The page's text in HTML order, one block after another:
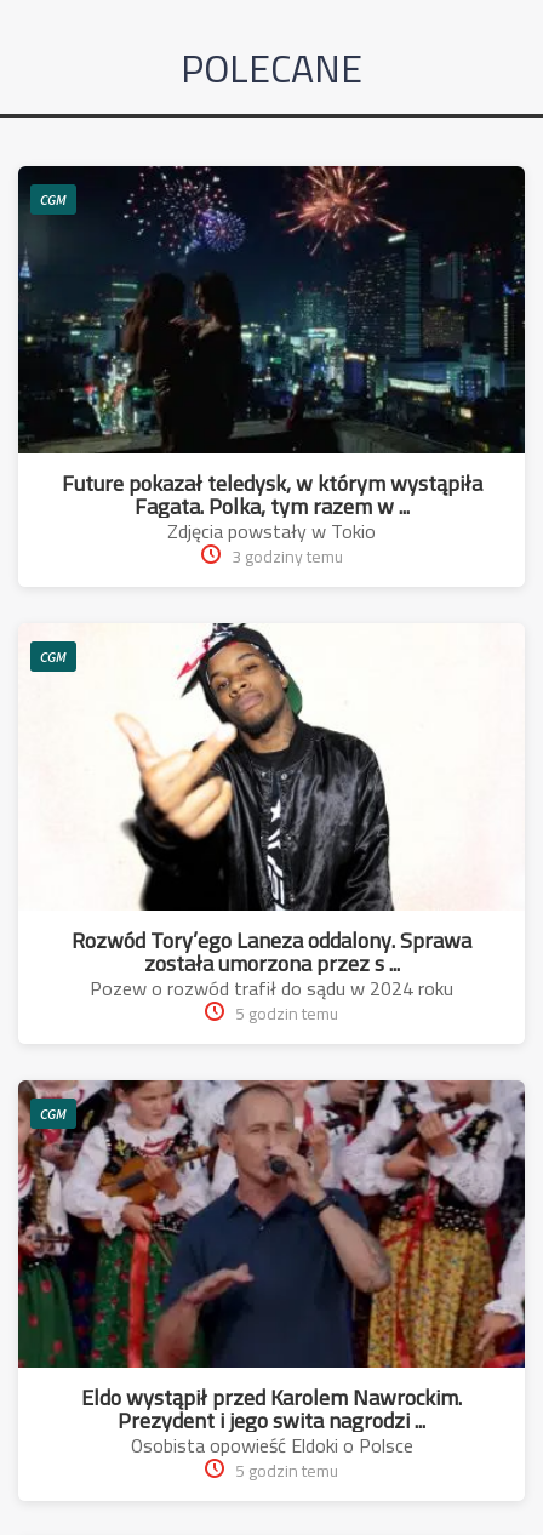
POLECANE
CGM
Future pokazał teledysk, w którym wystąpiła
Fagata. Polka, tym razem w ...
Zdjęcia powstały w Tokio
3 godziny temu
CGM
Rozwód Tory’ego Laneza oddalony. Sprawa
została umorzona przez s ...
Pozew o rozwód trafił do sądu w 2024 roku
5 godzin temu
CGM
Eldo wystąpił przed Karolem Nawrockim.
Prezydent i jego swita nagrodzi ...
Osobista opowieść Eldoki o Polsce
5 godzin temu